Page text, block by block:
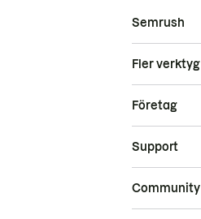
Semrush
Fler verktyg
Företag
Support
Community